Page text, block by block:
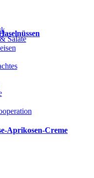
Salate
Aprikosen-Creme